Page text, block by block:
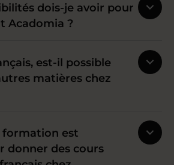
dois-je avoir pour
Acadomia ?
est-il possible
matières chez
formation est
donner des cours